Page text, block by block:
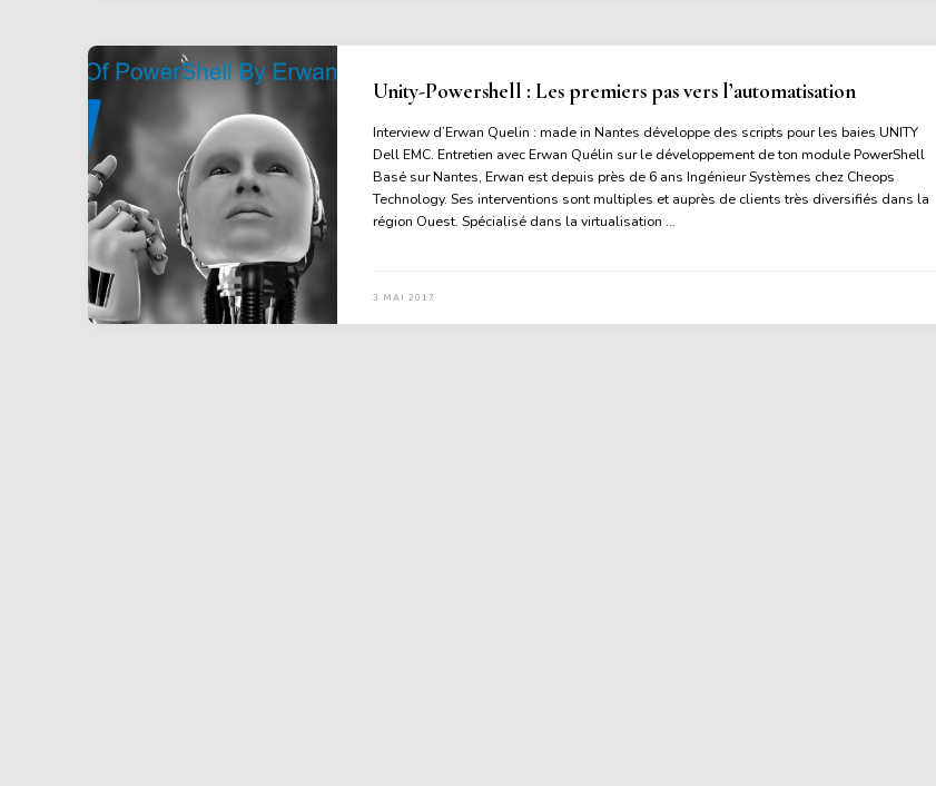
Unity-Powershell : Les premiers pas vers l’automatisation
Interview d’Erwan Quelin : made in Nantes développe des scripts pour les baies UNITY
Dell EMC. Entretien avec Erwan Quélin sur le développement de ton module PowerShell
Basé sur Nantes, Erwan est depuis près de 6 ans Ingénieur Systèmes chez Cheops
Technology. Ses interventions sont multiples et auprès de clients très diversifiés dans la
région Ouest. Spécialisé dans la virtualisation …
3 MAI 2017